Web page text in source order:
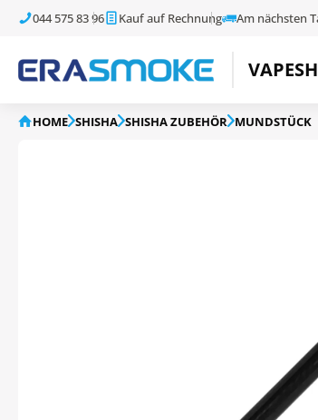
044 575 83 96 Kauf auf Rechnung Am nächsten
VAPE
HOME SHISHA SHISHA ZUBEHÖR MUNDSTÜCK